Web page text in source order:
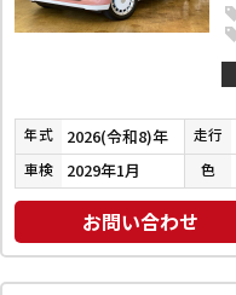
年式 2026(令和8)年 走行
車検 2029年1月 色
お問い合わせ